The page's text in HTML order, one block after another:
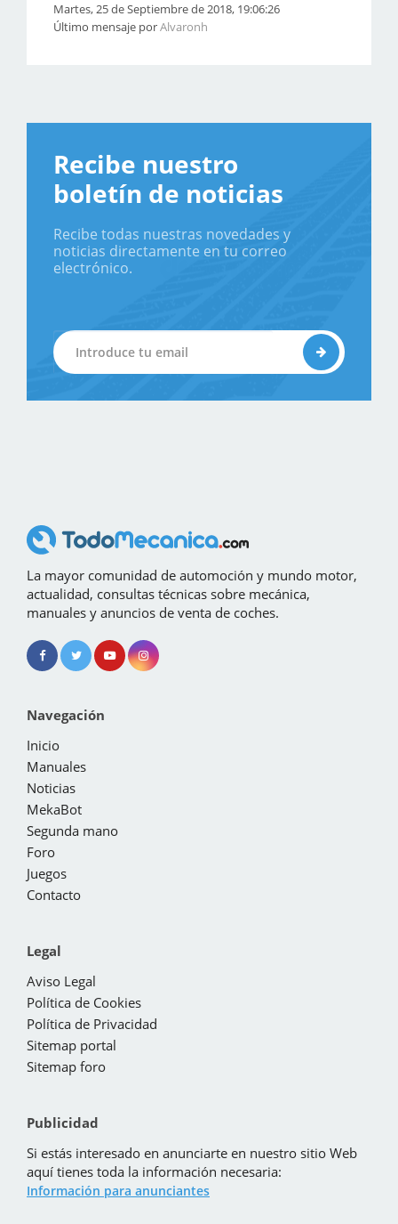
Martes, 25 de Septiembre de 2018, 19:06:26
Último mensaje porAlvaronh
Recibe nuestro
boletín de noticias
Recibe todas nuestras novedades y
noticias directamente en tu correo
electrónico.
La mayor comunidad de automoción y mundo motor,
actualidad, consultas técnicas sobre mecánica,
manuales y anuncios de venta de coches.
Navegación
Inicio
Manuales
Noticias
MekaBot
Segunda mano
Foro
Juegos
Contacto
Legal
Aviso Legal
Política de Cookies
Política de Privacidad
Sitemap portal
Sitemap foro
Publicidad
Si estás interesado en anunciarte en nuestro sitio Web
aquí tienes toda la información necesaria:
Información para anunciantes